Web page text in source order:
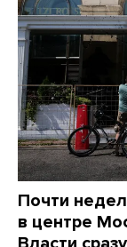
Почти
в центре